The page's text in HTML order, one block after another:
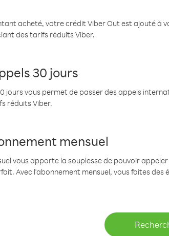
acheté, votre crédit Viber Out est ajouté à
des tarifs réduits Viber.
30 jours
jours vous permet de passer des appels
réduits Viber.
mensuel
vous apporte la souplesse de pouvoir
Avec l'abonnement mensuel, vous faites des